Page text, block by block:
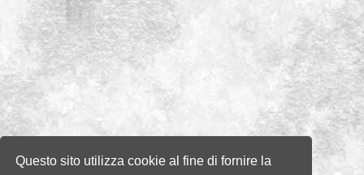
Questo sito utilizza cookie al fine di fornire la